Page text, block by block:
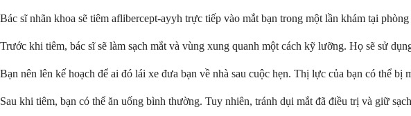
Bác sĩ nhãn khoa sẽ tiêm aflibercept-ayyh trực tiếp vào mắt bạn trong một lần khám tại
Trước khi tiêm, bác sĩ sẽ làm sạch mắt và vùng xung quanh một cách kỹ lưỡng. Họ sẽ sử
Bạn nên lên kế hoạch để ai đó lái xe đưa bạn về nhà sau cuộc hẹn. Thị lực của bạn có thể
Sau khi tiêm, bạn có thể ăn uống bình thường. Tuy nhiên, tránh dụi mắt đã điều trị và giữ